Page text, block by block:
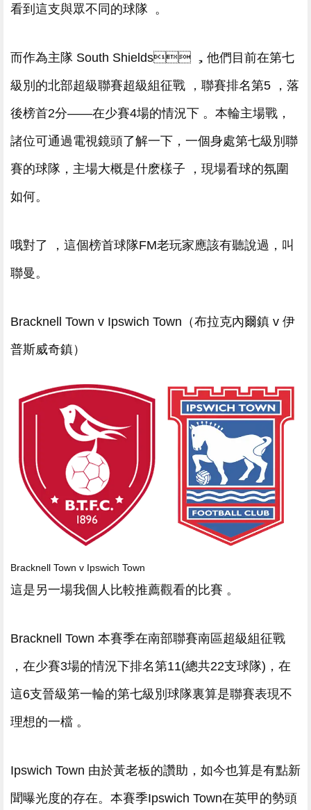
看到這支與眾不同的球隊  。
而作為主隊 South Shields ，他們目前在第七
級別的北部超級聯賽超級組征戰 ，聯賽排名第5 ，落
後榜首2分——在少賽4場的情況下 。本輪主場戰，
諸位可通過電視鏡頭了解一下，一個身處第七級別聯
賽的球隊，主場大概是什麽樣子 ，現場看球的氛圍
如何。
哦對了 ，這個榜首球隊FM老玩家應該有聽說過 ，叫
聯曼。
Bracknell Town v Ipswich Town（布拉克內爾鎮 v 伊
普斯威奇鎮）
Bracknell Town v Ipswich Town
這是另一場我個人比較推薦觀看的比賽 。
Bracknell Town 本賽季在南部聯賽南區超級組征戰
，在少賽3場的情況下排名第11(總共22支球隊)，在
這6支晉級第一輪的第七級別球隊裏算是聯賽表現不
理想的一檔  。
Ipswich Town 由於黃老板的讚助，如今也算是有點新
聞曝光度的存在。本賽季Ipswich Town在英甲的勢頭